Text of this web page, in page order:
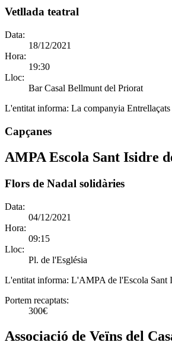
Vetllada teatral
Data:
18/12/2021
Hora:
19:30
Lloc:
Bar Casal Bellmunt del Priorat
L'entitat informa: La companyia
Capçanes
AMPA Escola Sant Isidre
Flors de Nadal solidàries
Data:
04/12/2021
Hora:
09:15
Lloc:
Pl. de l'Església
L'entitat informa: L'AMPA de l'Escola Sant
Portem recaptats:
300€
Associació de Veïns del